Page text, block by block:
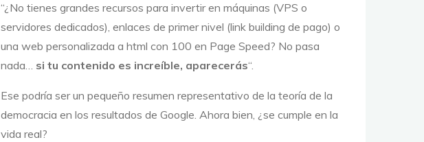
“¿No tienes grandes recursos para invertir en máquinas (VPS o
servidores dedicados), enlaces de primer nivel (link building de pago) o
una web personalizada a html con 100 en Page Speed? No pasa
nada… si tu contenido es increíble, aparecerás“.
Ese podría ser un pequeño resumen representativo de la teoría de la
democracia en los resultados de Google. Ahora bien, ¿se cumple en la
vida real?